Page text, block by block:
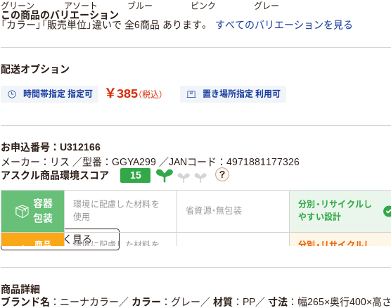
グリーン アソート ブルー ピンク グレー
この商品のバリエーション
「カラー」「販売単位」違いで 全6商品 あります。
すべてのバリエーションを見る
配送オプション
時間帯指定 指定可 ￥385（税込） 置き場所指定 利用可
お申込番号：U312166
メーカー：リス ／型番：GGYA299 ／JANコード：4971881177326
アスクル商品環境スコア
15
容器
包装
環境に配慮した材料を
使用
省資源・無包装
分別・リサイクルし
やすい設計
商品
環境に配慮した材料を
分別・リサイクルし
仕組
ある
ている
詳しく見る
商品詳細
ブランド名
ニーナカラー ／ カラー グレー ／ 材質 PP／ 寸法
幅265×奥行400×高さ